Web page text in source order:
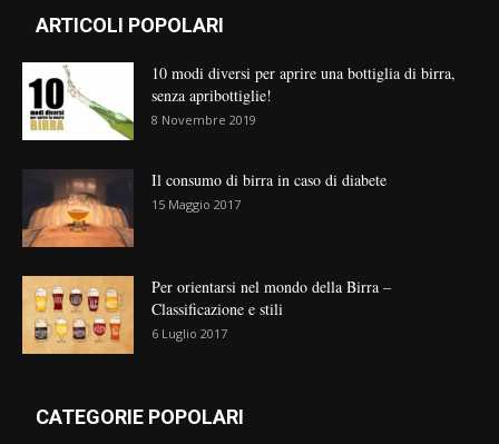
ARTICOLI POPOLARI
10 modi diversi per aprire una bottiglia di birra,
senza apribottiglie!
8 Novembre 2019
Il consumo di birra in caso di diabete
15 Maggio 2017
Per orientarsi nel mondo della Birra –
Classificazione e stili
6 Luglio 2017
CATEGORIE POPOLARI